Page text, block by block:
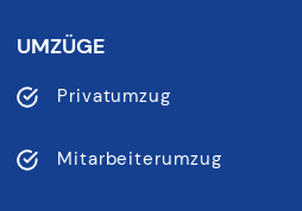
UMZÜGE
Privatumzug
Mitarbeiterumzug